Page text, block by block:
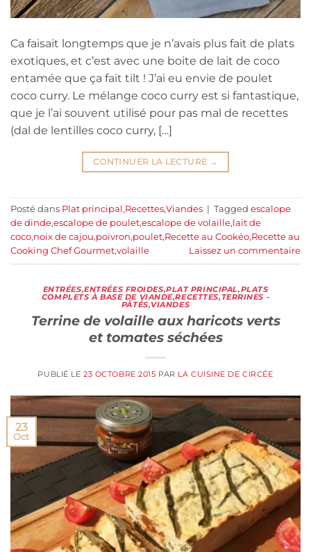
Ca faisait longtemps que je n’avais plus fait de plats
exotiques, et c’est avec une boite de lait de coco
entamée que ça fait tilt ! J’ai eu envie de poulet
coco curry. Le mélange coco curry est si fantastique,
que je l’ai souvent utilisé pour pas mal de recettes
(dal de lentilles coco curry, […]
CONTINUER LA LECTURE →
Posté dans Plat principal ,Recettes,Viandes | Tagged escalope
de dinde,escalope de poulet,escalope de volaille,lait de
coco,noix de cajou,poivron,poulet,Recette au Cookéo,Recette au
Cooking Chef Gourmet,volaille Laissez un commentaire
ENTRÉES,ENTRÉES FROIDES,PLAT PRINCIPAL,PLATS
COMPLETS À BASE DE VIANDE,RECETTES,TERRINES -
PÂTÉS,VIANDES
Terrine de volaille aux haricots verts
et tomates séchées
PUBLIÉ LE23 OCTOBRE 2015 PAR LA CUISINE DE CIRCÉE
23
Oct